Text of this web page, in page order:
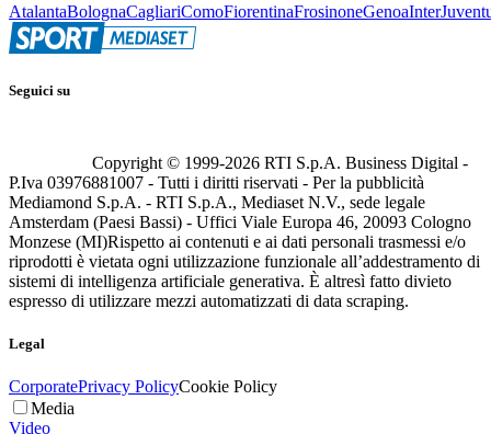
AtalantaBolognaCagliariComoFiorentinaFrosinoneGenoaInter
Seguici su
Copyright © 1999-2026 RTI S.p.A. Business Digital -
P.Iva 03976881007 - Tutti i diritti riservati - Per la pubblicità
Mediamond S.p.A. - RTI S.p.A., Mediaset N.V., sede legale
Amsterdam (Paesi Bassi) - Uffici Viale Europa 46, 20093 Cologno
Monzese (MI)Rispetto ai contenuti e ai dati personali trasmessi e/o
riprodotti è vietata ogni utilizzazione funzionale all’addestramento di
sistemi di intelligenza artificiale generativa. È altresì fatto divieto
espresso di utilizzare mezzi automatizzati di data scraping.
Legal
CorporatePrivacy PolicyCookie Policy
Media
Video